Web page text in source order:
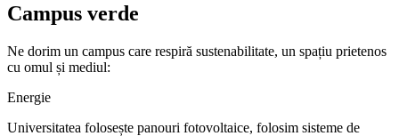
Campus verde
Ne dorim un campus care respiră sustenabilitate, un spațiu prietenos
cu omul și mediul:
Energie
Universitatea folosește panouri fotovoltaice, folosim sisteme de